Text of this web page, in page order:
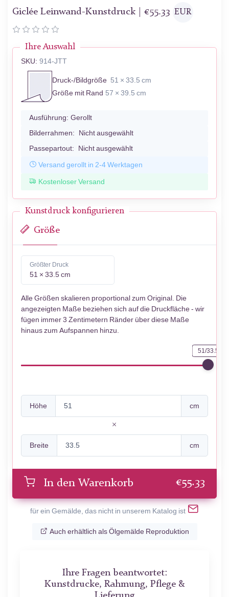
Giclée Leinwand-Kunstdruck | €55.33 EUR
Ihre Auswahl
SKU: 914-JTT
Druck-/Bildgröße 51 × 33.5 cm
Größe mit Rand 57 × 39.5 cm
Ausführung: Gerollt
Bilderrahmen: Nicht ausgewählt
Passepartout: Nicht ausgewählt
Versand gerollt in 2-4 Werktagen
Kostenloser Versand
Kunstdruck konfigurieren
Größe
Größter Druck
51 × 33.5 cm
Alle Größen skalieren proportional zum Original. Die
angezeigten Maße beziehen sich auf die Druckfläche - wir
fügen immer 3 Zentimetern Ränder über diese Maße
hinaus zum Aufspannen hinzu.
51/33.5
Höhe cm
Breite cm
In den Warenkorb €55.33
für ein Gemälde, das nicht in unserem Katalog ist
Auch erhältlich als Ölgemälde Reproduktion
Ihre Fragen beantwortet:
Kunstdrucke, Rahmung, Pflege &